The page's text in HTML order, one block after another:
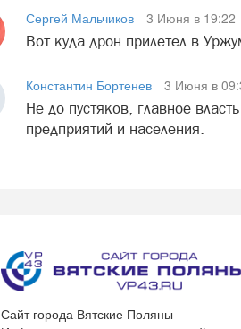
Сергей Мальчиков
3 Июня в 19:22
Вот куда дрон прилетел в
Константин Бортенев
3 Июня в
Не до пустяков, главное
предприятий и населения.
Сайт города Вятские Поляны